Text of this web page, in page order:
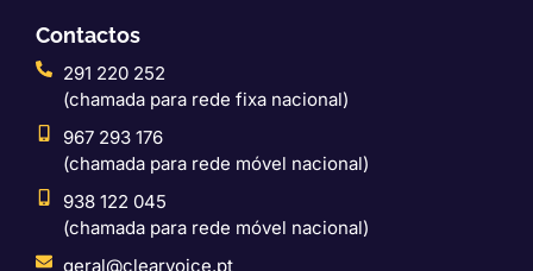
Contactos
291 220 252
(chamada para rede fixa nacional)
967 293 176
(chamada para rede móvel nacional)
938 122 045
(chamada para rede móvel nacional)
geral@clearvoice.pt